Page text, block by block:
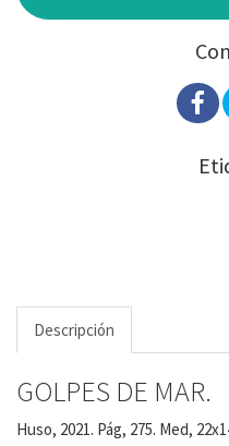
Descripción
GOLPES DE MAR.
Huso, 2021. Pág, 275. Med,